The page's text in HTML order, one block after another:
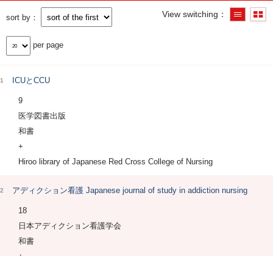
sort by View switching
per page
1 ICUとCCU
9
医学図書出版
和書
+
Hiroo library of Japanese Red Cross College of Nursing
2 アディクション看護 Japanese journal of study in addiction nursing
18
日本アディクション看護学会
和書